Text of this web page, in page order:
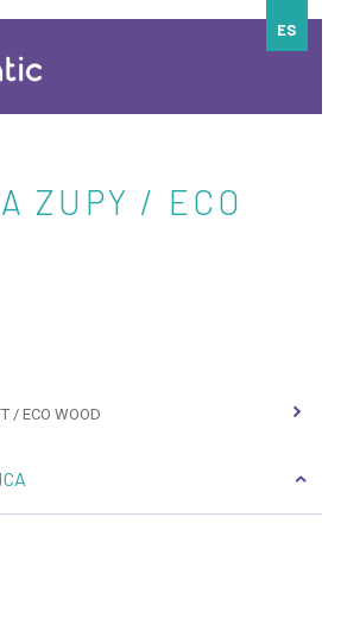
ES
ZUPY / ECO
/ ECO WOOD